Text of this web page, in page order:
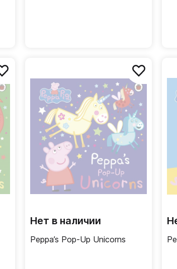
Нет в наличии
Peppa’s Pop-Up Unicorns